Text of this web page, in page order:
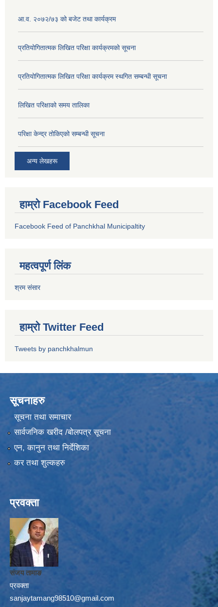
आ.व. २०७२/७३ को बजेट तथा कार्यक्रम
प्रतियोगितात्मक लिखित परिक्षा कार्यक्रमको सूचना
प्रतियोगितात्मक लिखित परिक्षा कार्यक्रम स्थगित सम्बन्धी सूचना
लिखित परिक्षाको समय तालिका
परिक्षा केन्द्र तोकिएको सम्बन्धी सूचना
अन्य लेखहरू
हाम्रो Facebook Feed
Facebook Feed of Panchkhal Municipaltity
महत्वपूर्ण लिंक
श्रम संसार
हाम्रो Twitter Feed
Tweets by panchkhalmun
सूचनाहरु
सूचना तथा समाचार
सार्वजनिक खरीद /बोलपत्र सूचना
एन, कानुन तथा निर्देशिका
कर तथा शुल्कहरु
प्रवक्ता
संजय तामाङ
प्रवक्ता
sanjaytamang98510@gmail.com